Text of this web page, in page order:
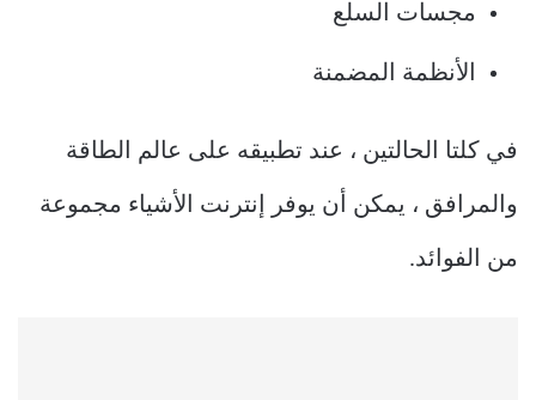
مجسات السلع
الأنظمة المضمنة
في كلتا الحالتين ، عند تطبيقه على عالم الطاقة
والمرافق ، يمكن أن يوفر إنترنت الأشياء مجموعة
من الفوائد.